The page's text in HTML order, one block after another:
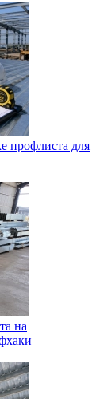
профлиста для
на